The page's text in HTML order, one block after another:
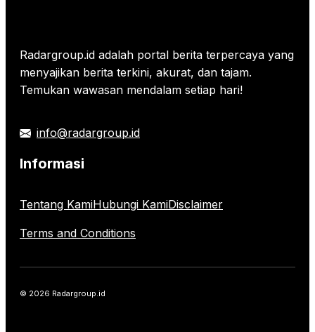
Radargroup.id adalah portal berita terpercaya yang
menyajikan berita terkini, akurat, dan tajam.
Temukan wawasan mendalam setiap hari!
info@radargroup.id
Informasi
Tentang KamiHubungi KamiDisclaimer
Terms and Conditions
© 2026 Radargroup.id